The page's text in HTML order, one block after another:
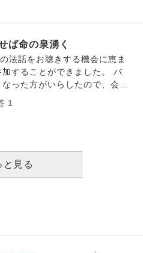
命の泉湧く
法話をお聴きする機会に恵ま
することができました。 バ
った方がいらしたので、会場
、兼ねてから勉強していた治
咳の原因は、後ろ向きに体を
た
は呼吸が乱れる様子なく、お
きを取り戻された模様でし
1
と見る